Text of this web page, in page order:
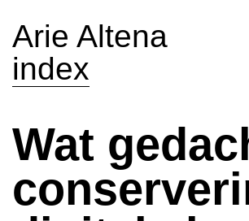
Arie Altena
index
Wat